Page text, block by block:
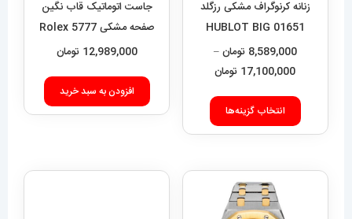
زنانه کرنوگراف مشکی رزگلد
01651 HUBLOT BIG
BANG
8,589,000 تومان–
17,100,000 تومانمحدوده
8,589,000 تومان
تا
انتخاب گزینه‌ها
این
محصول
انواع
جاست اتوماتیک قاب نگین
صفحه مشکی 5777 Rolex
Datejust
12,989,000 تومان
افزودن به سبد خرید